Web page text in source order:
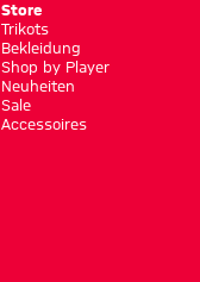
Store
Trikots
Bekleidung
Shop by Player
Neuheiten
Sale
Accessoires